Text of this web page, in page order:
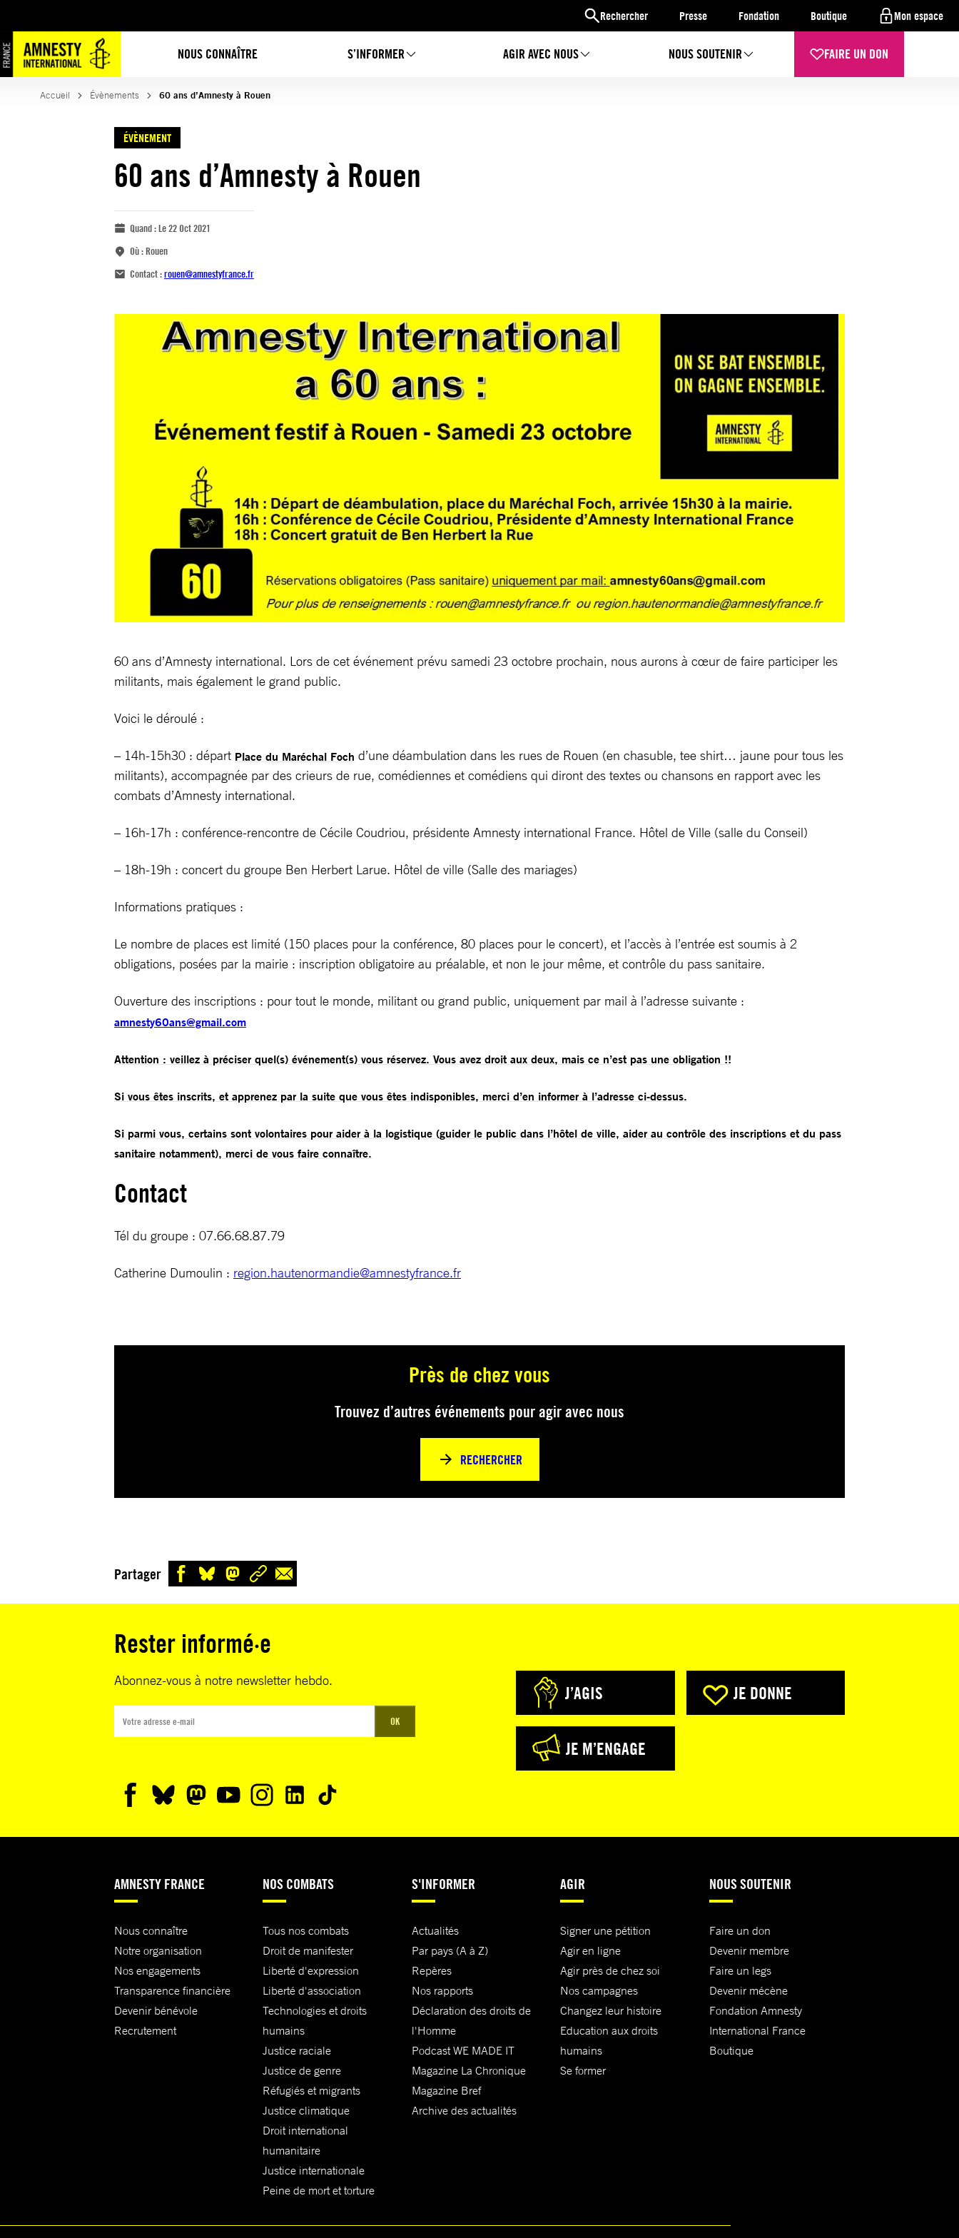
Rechercher Presse Fondation Boutique Mon espace
NOUS CONNAÎTRE S’INFORMER AGIR AVEC NOUS NOUS SOUTENIR FAIRE UN DON
Accueil Évènements 60 ans d’Amnesty à Rouen
ÉVÈNEMENT
60 ans d’Amnesty à Rouen
Quand :Le 22 Oct 2021
Où :Rouen
Contact :rouen@amnestyfrance.fr
60 ans d’Amnesty international. Lors de cet événement prévu samedi 23 octobre prochain, nous aurons à cœur de faire participer les
militants, mais également le grand public.
Voici le déroulé :
– 14h-15h30 : départ Place du Maréchal Foch d’une déambulation dans les rues de Rouen (en chasuble, tee shirt… jaune pour tous les
militants), accompagnée par des crieurs de rue, comédiennes et comédiens qui diront des textes ou chansons en rapport avec les
combats d’Amnesty international.
– 16h-17h : conférence-rencontre de Cécile Coudriou, présidente Amnesty international France. Hôtel de Ville (salle du Conseil)
– 18h-19h : concert du groupe Ben Herbert Larue. Hôtel de ville (Salle des mariages)
Informations pratiques :
Le nombre de places est limité (150 places pour la conférence, 80 places pour le concert), et l’accès à l’entrée est soumis à 2
obligations, posées par la mairie : inscription obligatoire au préalable, et non le jour même, et contrôle du pass sanitaire.
Ouverture des inscriptions : pour tout le monde, militant ou grand public, uniquement par mail à l’adresse suivante :
amnesty60ans@gmail.com
Attention : veillez à préciser quel(s) événement(s) vous réservez. Vous avez droit aux deux, mais ce n’est pas une obligation !!
Si vous êtes inscrits, et apprenez par la suite que vous êtes indisponibles, merci d’en informer à l’adresse ci-dessus.
Si parmi vous, certains sont volontaires pour aider à la logistique (guider le public dans l’hôtel de ville, aider au contrôle des inscriptions et du pass
sanitaire notamment), merci de vous faire connaître.
Contact
Tél du groupe : 07.66.68.87.79
Catherine Dumoulin : region.hautenormandie@amnestyfrance.fr
Près de chez vous
Trouvez d’autres événements pour agir avec nous
RECHERCHER
Partager
Rester informé·e
Abonnez-vous à notre newsletter hebdo.
OK
J’AGIS JE DONNE
JE M’ENGAGE
AMNESTY FRANCE
Nous connaître
Notre organisation
Nos engagements
Transparence financière
Devenir bénévole
Recrutement
NOS COMBATS
Tous nos combats
Droit de manifester
Liberté d'expression
Liberté d'association
Technologies et droits
humains
Justice raciale
Justice de genre
Réfugiés et migrants
Justice climatique
Droit international
humanitaire
Justice internationale
Peine de mort et torture
S'INFORMER
Actualités
Par pays (A à Z)
Repères
Nos rapports
Déclaration des droits de
l'Homme
Podcast WE MADE IT
Magazine La Chronique
Magazine Bref
Archive des actualités
AGIR
Signer une pétition
Agir en ligne
Agir près de chez soi
Nos campagnes
Changez leur histoire
Education aux droits
humains
Se former
NOUS SOUTENIR
Faire un don
Devenir membre
Faire un legs
Devenir mécène
Fondation Amnesty
International France
Boutique